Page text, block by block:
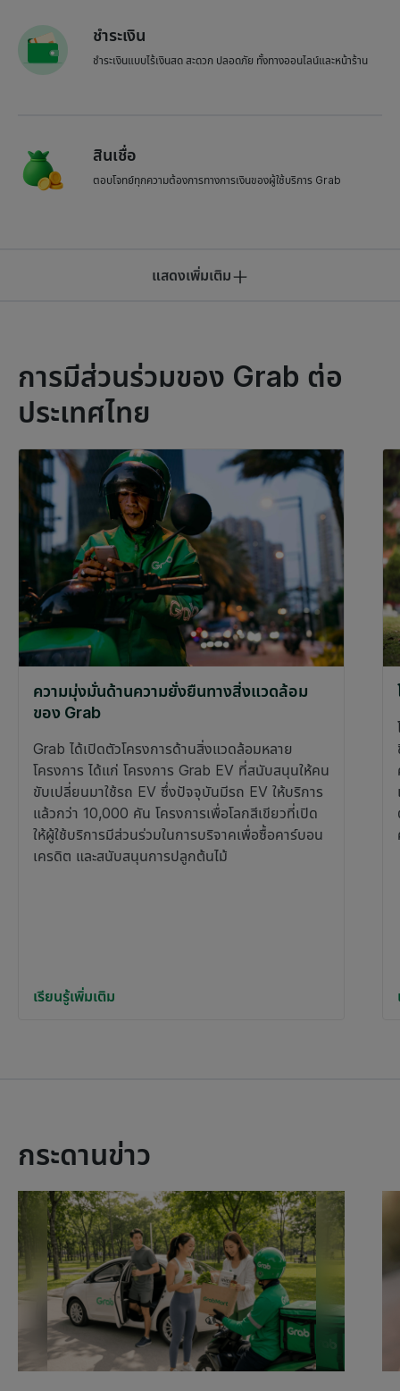
ชำระเงิน
ชำระเงินแบบไร้เงินสด สะดวก ปลอดภัย ทั้งทางออนไลน์และหน้าร้าน
สินเชื่อ
ตอบโจทย์ทุกความต้องการทางการเงินของผู้ใช้บริการ Grab
แสดงเพิ่มเติม
การมีส่วนร่วมของ Grab ต่อ
ประเทศไทย
ความมุ่งมั่นด้านความยั่งยืนทางสิ่งแวดล้อม
ของ Grab
Grab ได้เปิดตัวโครงการด้านสิ่งแวดล้อมหลาย
โครงการ ได้แก่ โครงการ Grab EV ที่สนับสนุนให้คน
ขับเปลี่ยนมาใช้รถ EV ซึ่งปัจจุบันมีรถ EV ให้บริการ
แล้วกว่า 10,000 คัน โครงการเพื่อโลกสีเขียวที่เปิด
ให้ผู้ใช้บริการมีส่วนร่วมในการบริจาคเพื่อซื้อคาร์บอน
เครดิต และสนับสนุนการปลูกต้นไม้
เรียนรู้เพิ่มเติม
กระดานข่าว